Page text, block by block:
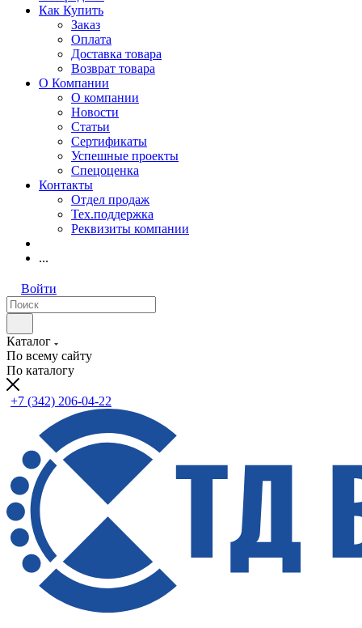
Как Купить
Заказ
Оплата
Доставка товара
Возврат товара
О Компании
О компании
Новости
Статьи
Сертификаты
Успешные проекты
Спецоценка
Контакты
Отдел продаж
Тех.поддержка
Реквизиты компании
...
Войти
Каталог
По всему сайту
По каталогу
+7 (342) 206-04-22